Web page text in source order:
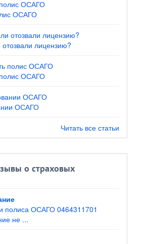
ОСАГО
отозвали лицензию?
полис ОСАГО
ОСАГО
Читать все статьи
о страховых
полиса ОСАГО 0464311701
не ...